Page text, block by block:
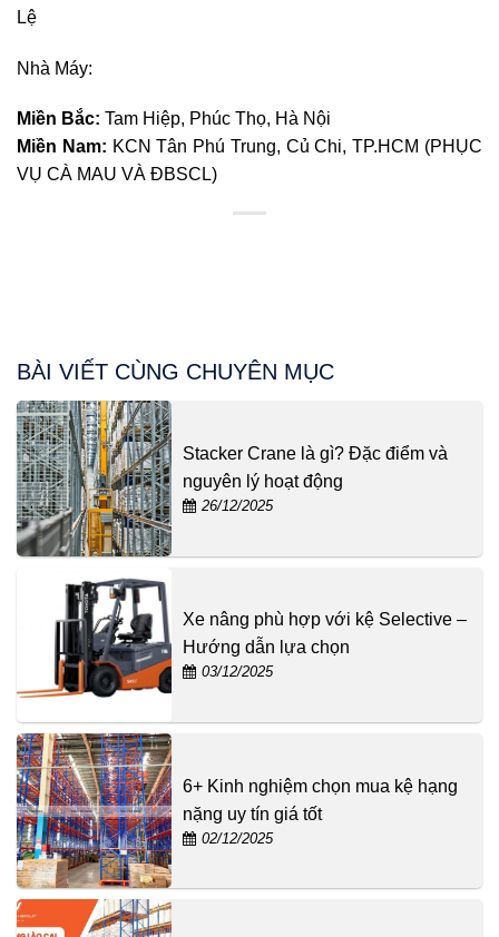
Lệ
Nhà Máy:
Miền Bắc: Tam Hiệp, Phúc Thọ, Hà Nội
Miền Nam: KCN Tân Phú Trung, Củ Chi, TP.HCM (PHỤC
VỤ CÀ MAU VÀ ĐBSCL)
BÀI VIẾT CÙNG CHUYÊN MỤC
Stacker Crane là gì? Đặc điểm và
nguyên lý hoạt động
26/12/2025
Xe nâng phù hợp với kệ Selective –
Hướng dẫn lựa chọn
03/12/2025
6+ Kinh nghiệm chọn mua kệ hạng
nặng uy tín giá tốt
02/12/2025